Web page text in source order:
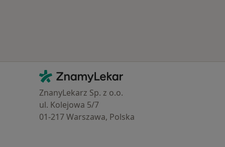
Kontakt
ZnamyLekar - Hlavní stránka
ZnanyLekarz Sp. z o.o.
ul. Kolejowa 5/7
01-217 Warszawa, Polska